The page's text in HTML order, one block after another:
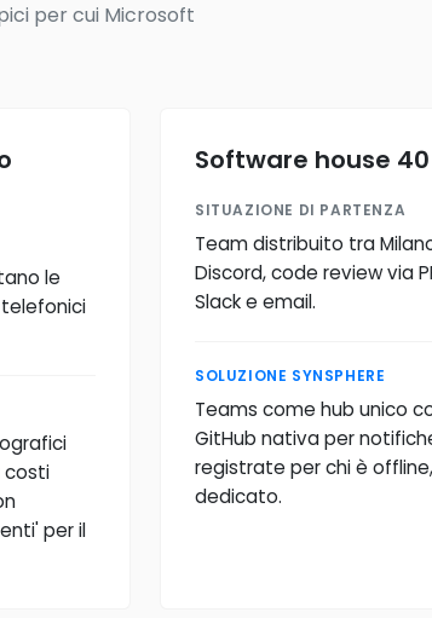
per cui Microsoft
le
costi
per il
Software house
SITUAZIONE DI PARTENZA
Team distribuito tra
Discord, code review via
Slack e email.
SOLUZIONE SYNSPHERE
Teams come hub unico
GitHub nativa per
registrate per chi è
dedicato.